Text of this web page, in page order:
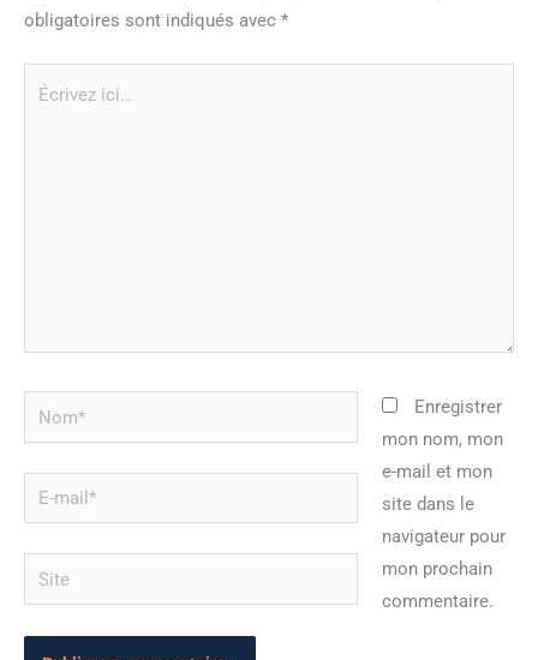
obligatoires sont indiqués avec *
Nom*
mail*
Site
Enregistrer
mon nom, mon
e-mail et mon
site dans le
navigateur pour
mon prochain
commentaire.